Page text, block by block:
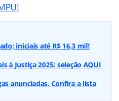
iniciais até R$ 16,3 mil!
à Justiça 2025: seleção AQUI
anunciadas. Confira a lista